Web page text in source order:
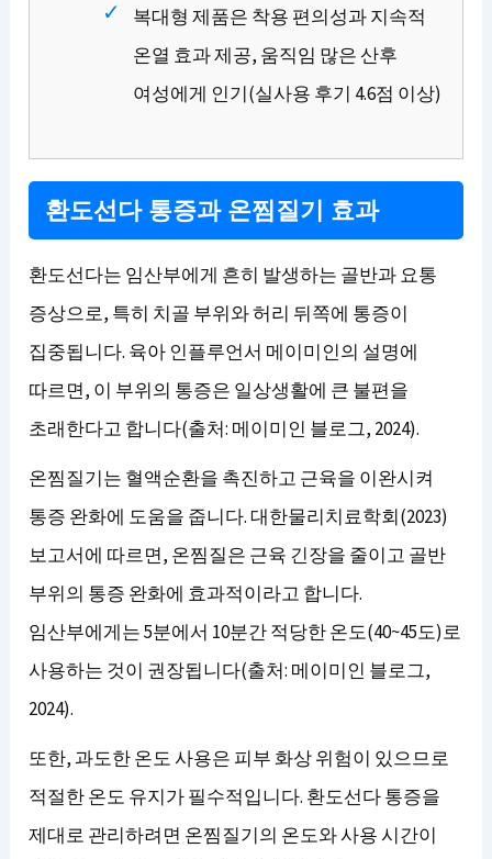
복대형 제품은 착용 편의성과 지속적
온열 효과 제공, 움직임 많은 산후
여성에게 인기(실사용 후기 4.6점 이상)
환도선다 통증과 온찜질기 효과
환도선다는 임산부에게 흔히 발생하는 골반과 요통
증상으로, 특히 치골 부위와 허리 뒤쪽에 통증이
집중됩니다. 육아 인플루언서 메이미인의 설명에
따르면, 이 부위의 통증은 일상생활에 큰 불편을
초래한다고 합니다(출처: 메이미인 블로그, 2024).
온찜질기는 혈액순환을 촉진하고 근육을 이완시켜
통증 완화에 도움을 줍니다. 대한물리치료학회(2023)
보고서에 따르면, 온찜질은 근육 긴장을 줄이고 골반
부위의 통증 완화에 효과적이라고 합니다.
임산부에게는 5분에서 10분간 적당한 온도(40~45도)로
사용하는 것이 권장됩니다(출처: 메이미인 블로그,
2024).
또한, 과도한 온도 사용은 피부 화상 위험이 있으므로
적절한 온도 유지가 필수적입니다. 환도선다 통증을
제대로 관리하려면 온찜질기의 온도와 사용 시간이